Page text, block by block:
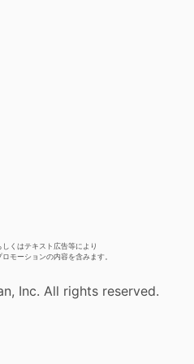
くはテキスト広告等により
モーションの内容を含みます。
Inc. All rights reserved.